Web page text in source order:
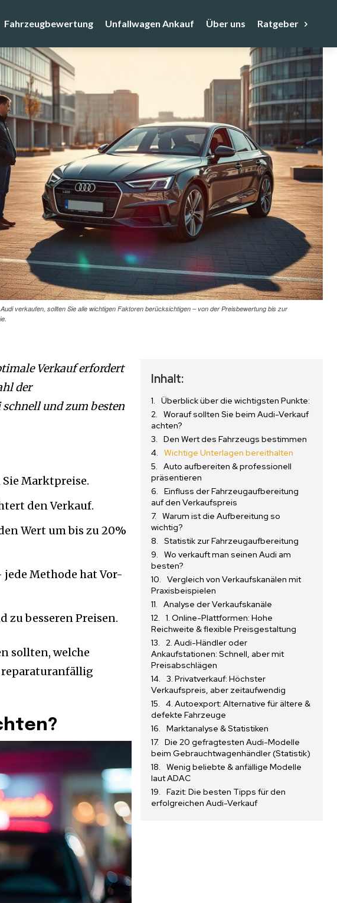
Fahrzeugbewertung Unfallwagen Ankauf Über uns Ratgeber
verkaufen, sollten Sie alle wichtigen Faktoren berücksichtigen – von der Preisbewertung bis zur
Verkauf erfordert
der
und zum besten
Marktpreise.
den Verkauf.
Wert um bis zu 20%
Methode hat Vor-
zu besseren Preisen.
sollten, welche
reparaturanfällig
Inhalt:
Überblick über die wichtigsten Punkte:
Worauf sollten Sie beim Audi-Verkauf
achten?
Den Wert des Fahrzeugs bestimmen
Wichtige Unterlagen bereithalten
Auto aufbereiten & professionell
präsentieren
Einfluss der Fahrzeugaufbereitung
auf den Verkaufspreis
Warum ist die Aufbereitung so
wichtig?
Statistik zur Fahrzeugaufbereitung
Wo verkauft man seinen Audi am
besten?
Vergleich von Verkaufskanälen mit
Praxisbeispielen
Analyse der Verkaufskanäle
1. Online-Plattformen: Hohe
Reichweite & flexible Preisgestaltung
2. Audi-Händler oder
Ankaufstationen: Schnell, aber mit
Preisabschlägen
3. Privatverkauf: Höchster
Verkaufspreis, aber zeitaufwendig
4. Autoexport: Alternative für ältere &
defekte Fahrzeuge
Marktanalyse & Statistiken
Die 20 gefragtesten Audi-Modelle
beim Gebrauchtwagenhändler (Statistik)
Wenig beliebte & anfällige Modelle
laut ADAC
Fazit: Die besten Tipps für den
erfolgreichen Audi-Verkauf